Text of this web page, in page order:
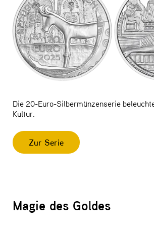
Die 20-Euro-Silbermünzenserie
Kultur.
Zur Serie
Magie des Goldes